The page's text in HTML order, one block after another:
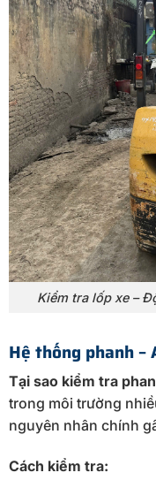
Kiểm tra lốp xe –
Hệ thống phanh
Tại sao kiểm tra
trong môi trường
nguyên nhân chính
Cách kiểm tra: